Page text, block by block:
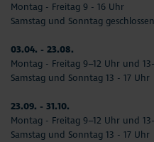
Montag - Freitag 9 - 16 Uhr
Samstag und Sonntag geschlossen
03.04. - 23.08.
Montag - Freitag 9–12 Uhr und
Samstag und Sonntag 13 - 17 Uhr
23.09. - 31.10.
Montag - Freitag 9–12 Uhr und
Samstag und Sonntag 13 - 17 Uhr